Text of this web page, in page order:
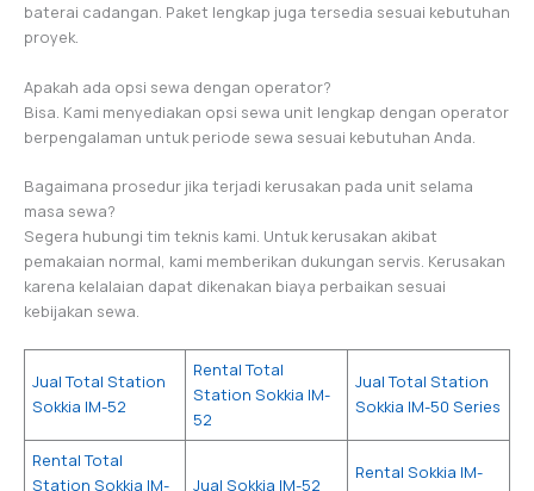
baterai cadangan. Paket lengkap juga tersedia sesuai kebutuhan
proyek.
Apakah ada opsi sewa dengan operator?
Bisa. Kami menyediakan opsi sewa unit lengkap dengan operator
berpengalaman untuk periode sewa sesuai kebutuhan Anda.
Bagaimana prosedur jika terjadi kerusakan pada unit selama
masa sewa?
Segera hubungi tim teknis kami. Untuk kerusakan akibat
pemakaian normal, kami memberikan dukungan servis. Kerusakan
karena kelalaian dapat dikenakan biaya perbaikan sesuai
kebijakan sewa.
Jual Total Station
Sokkia IM-52
Rental Total
Station Sokkia IM-
52
Jual Total Station
Sokkia IM-50 Series
Rental Total
Station Sokkia IM-
Jual Sokkia IM-52
Rental Sokkia IM-